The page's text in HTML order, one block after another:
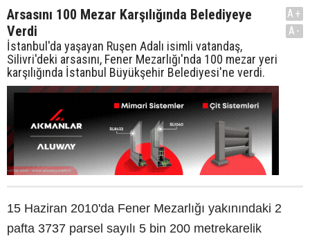
Arsasını 100 Mezar Karşılığında Belediyeye
Verdi
İstanbul'da yaşayan Ruşen Adalı isimli vatandaş,
Silivri'deki arsasını, Fener Mezarlığı'nda 100 mezar yeri
karşılığında İstanbul Büyükşehir Belediyesi'ne verdi.
A+
A-
15 Haziran 2010'da Fener Mezarlığı yakınındaki 2
pafta 3737 parsel sayılı 5 bin 200 metrekarelik